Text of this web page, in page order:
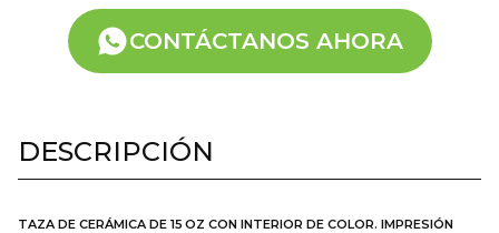
CONTÁCTANOS AHORA
DESCRIPCIÓN
TAZA DE CERÁMICA DE 15 OZ CON INTERIOR DE COLOR. IMPRESIÓN